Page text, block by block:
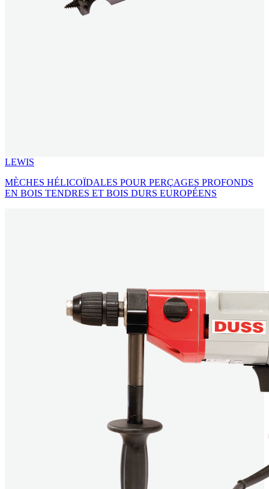
LEWIS
MÈCHES HÉLICOÏDALES POUR PERÇAGES PROFONDS
EN BOIS TENDRES ET BOIS DURS EUROPÉENS